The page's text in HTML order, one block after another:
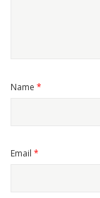
Name *
Email *